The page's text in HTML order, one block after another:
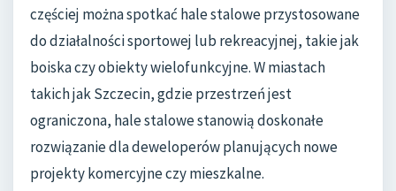
częściej można spotkać hale stalowe przystosowane
do działalności sportowej lub rekreacyjnej, takie jak
boiska czy obiekty wielofunkcyjne. W miastach
takich jak Szczecin, gdzie przestrzeń jest
ograniczona, hale stalowe stanowią doskonałe
rozwiązanie dla deweloperów planujących nowe
projekty komercyjne czy mieszkalne.